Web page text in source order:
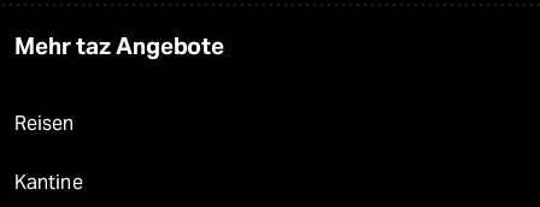
Mehr taz Angebote
Reisen
Kantine